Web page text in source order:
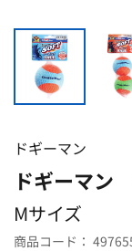
ドギーマン
ドギーマン
Mサイズ
商品コード：